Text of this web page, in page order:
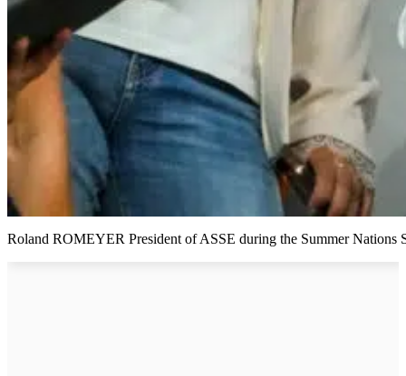
Roland ROMEYER President of ASSE during the Summer Nations